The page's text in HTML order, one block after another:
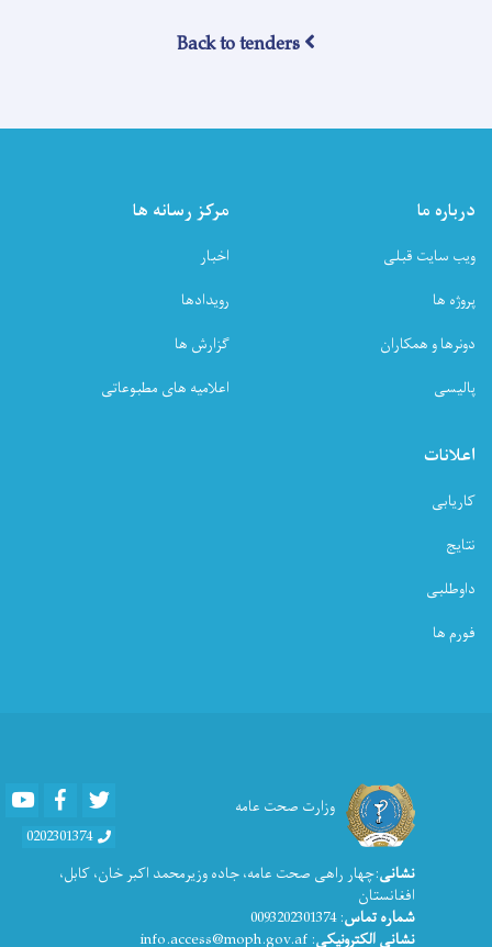
Back to tenders
درباره ما
ویب سایت قبلی
پروژه ها
دونرها و همکاران
پالیسی
مرکز رسانه ها
اخبار
رویدادها
گزارش ها
اعلامیه های مطبوعاتی
اعلانات
کاریابی
نتایج
داوطلبی
فورم ها
وزارت صحت عامه Youtube Facebook
0202301374
نشانی:چهار راهی صحت عامه، جاده وزیرمحمد اکبر خان، کابل،
افغانستان
شماره تماس: 0093202301374
نشانی الکترونیکی: info.access@moph.gov.af